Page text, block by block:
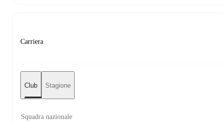
Carriera
Club Stagione
Squadra nazionale